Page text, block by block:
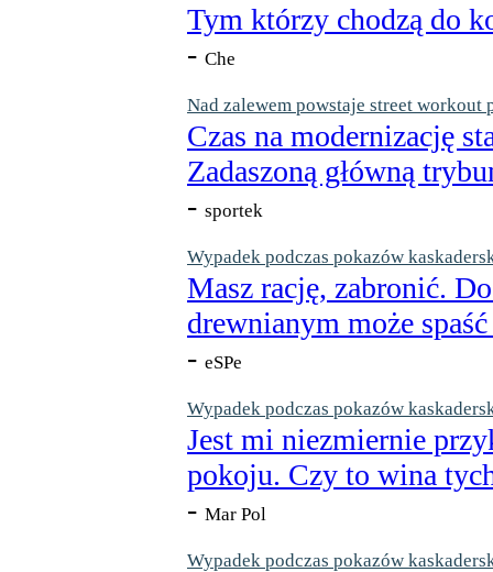
Tym którzy chodzą do
- Che
Nad zalewem powstaje street workout
Czas na modernizację
Zadaszoną główną
- sportek
Wypadek podczas pokazów
Masz rację, zabronić.
drewnianym może
- eSPe
Wypadek podczas pokazów
Jest mi niezmiernie
pokoju. Czy to wina
- Mar Pol
Wypadek podczas pokazów